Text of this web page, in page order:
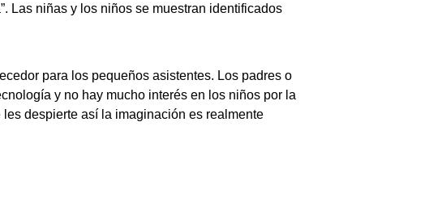
Las niñas y los niños se muestran identificados
para los pequeños asistentes. Los padres o
y no hay mucho interés en los niños por la
despierte así la imaginación es realmente